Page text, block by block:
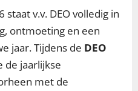
staat v.v. DEO volledig in
ontmoeting en een
jaar. Tijdens de DEO
jaarlijkse
met de